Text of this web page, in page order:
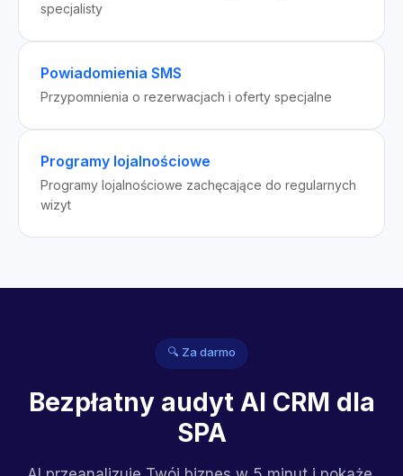
specjalisty
Powiadomienia SMS
Przypomnienia o rezerwacjach i oferty specjalne
Programy lojalnościowe
Programy lojalnościowe zachęcające do regularnych
wizyt
🔍 Za darmo
Bezpłatny audyt AI CRM dla
SPA